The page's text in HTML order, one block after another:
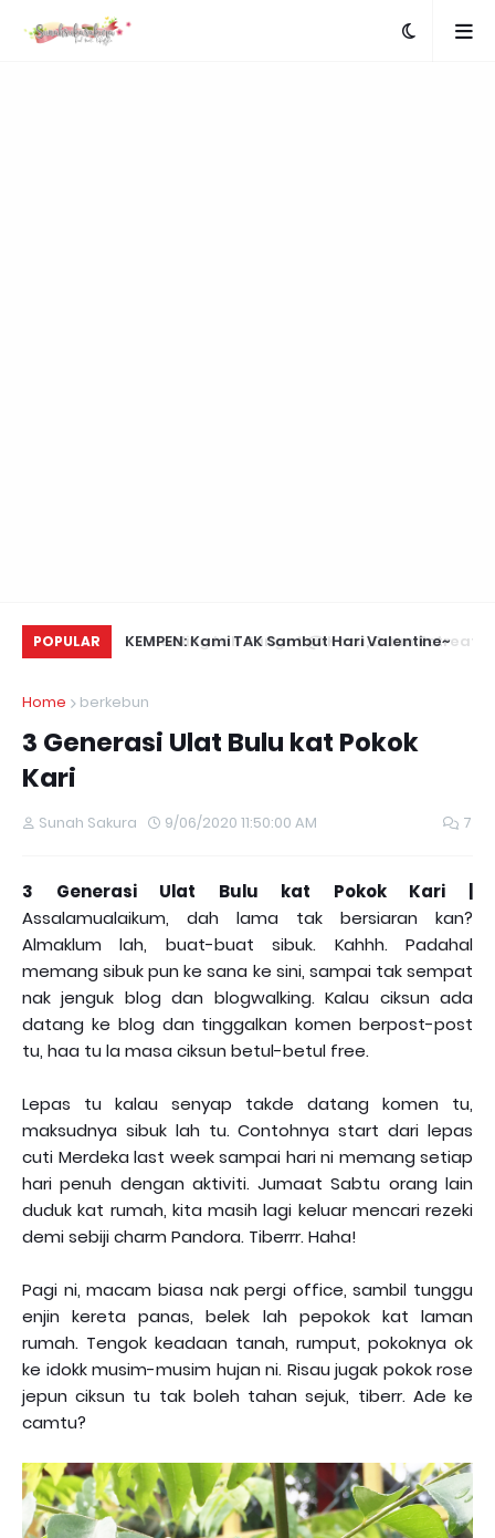
POPULAR
Retreats, KEMPEN: Kami TAK Sambut Hari Valentine~
Home berkebun
3 Generasi Ulat Bulu kat Pokok
Kari
Sunah Sakura 9/06/2020 11:50:00 AM 7
3 Generasi Ulat Bulu kat Pokok Kari |
Assalamualaikum, dah lama tak bersiaran kan?
Almaklum lah, buat-buat sibuk. Kahhh. Padahal
memang sibuk pun ke sana ke sini, sampai tak sempat
nak jenguk blog dan blogwalking. Kalau ciksun ada
datang ke blog dan tinggalkan komen berpost-post
tu, haa tu la masa ciksun betul-betul free.
Lepas tu kalau senyap takde datang komen tu,
maksudnya sibuk lah tu. Contohnya start dari lepas
cuti Merdeka last week sampai hari ni memang setiap
hari penuh dengan aktiviti. Jumaat Sabtu orang lain
duduk kat rumah, kita masih lagi keluar mencari rezeki
demi sebiji charm Pandora. Tiberrr. Haha!
Pagi ni, macam biasa nak pergi office, sambil tunggu
enjin kereta panas, belek lah pepokok kat laman
rumah. Tengok keadaan tanah, rumput, pokoknya ok
ke idokk musim-musim hujan ni. Risau jugak pokok rose
jepun ciksun tu tak boleh tahan sejuk, tiberr. Ade ke
camtu?